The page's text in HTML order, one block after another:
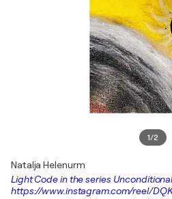
1/2
Light Code in the series
https://www.instagram.com/reel/
Natalja Helenurm